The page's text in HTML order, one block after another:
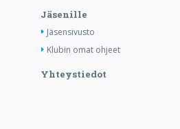
Jäsenille
Jäsensivusto
Klubin omat ohjeet
Yhteystiedot